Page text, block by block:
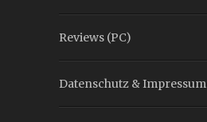
Reviews (PC)
Datenschutz & Impressum